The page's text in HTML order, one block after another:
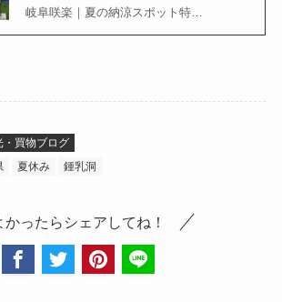
岐阜咲楽｜夏の納涼スポット特…
・買物ブログ
夏休み 鍾乳洞
かったらシェアしてね！